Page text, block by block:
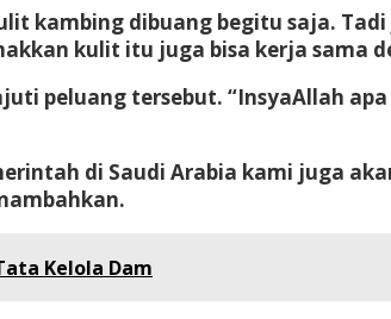
kambing dibuang begitu saja.
kulit itu juga bisa kerja sama
peluang tersebut. “InsyaAllah
di Saudi Arabia kami juga
Kelola Dam